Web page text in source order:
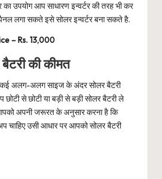
का उपयोग आप साधारण इन्वर्टर की तरह भी कर
लगा सकते इसे सोलर इन्वर्टर बना सकते है.
– Rs. 13,000
की कीमत
अलग-अलग साइज के अंदर सोलर बैटरी
से छोटी या बड़ी से बड़ी सोलर बैटरी ले
अपनी जरूरत के अनुसार करना है कि
चाहिए उसी आधार पर आपको सोलर बैटरी